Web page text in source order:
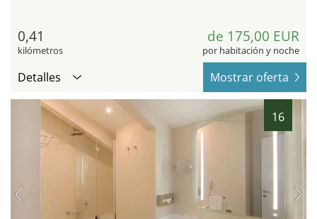
0,41
kilómetros
de 175,00 EUR
por habitación y noche
Detalles Mostrar oferta
16